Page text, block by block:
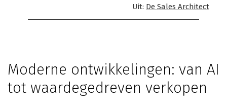
Uit: De Sales Architect
Moderne ontwikkelingen: van AI
tot waardegedreven verkopen